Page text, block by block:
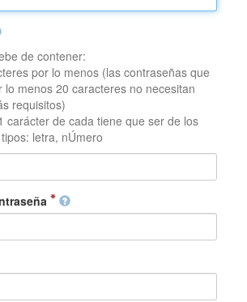
de contener:
por lo menos (las contraseñas que
lo menos 20 caracteres no necesitan
requisitos)
carácter de cada tiene que ser de los
letra, nÚmero